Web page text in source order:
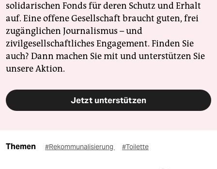
solidarischen Fonds für deren Schutz und Erhalt
auf. Eine offene Gesellschaft braucht guten, frei
zugänglichen Journalismus – und
zivilgesellschaftliches Engagement. Finden Sie
auch? Dann machen Sie mit und unterstützen Sie
unsere Aktion.
Jetzt unterstützen
Themen #Rekommunalisierung #Toilette